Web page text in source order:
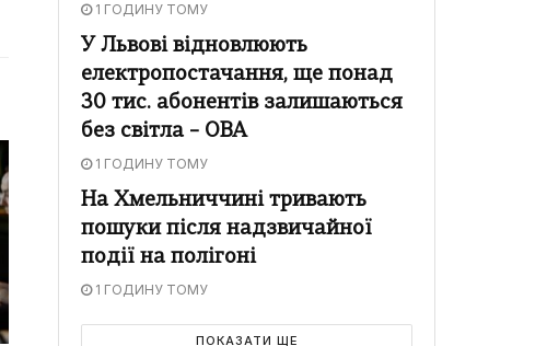
1 ГОДИНУ ТОМУ
У Львові відновлюють
електропостачання, ще понад
30 тис. абонентів залишаються
без світла – ОВА
1 ГОДИНУ ТОМУ
На Хмельниччині тривають
пошуки після надзвичайної
події на полігоні
1 ГОДИНУ ТОМУ
ПОКАЗАТИ ЩЕ